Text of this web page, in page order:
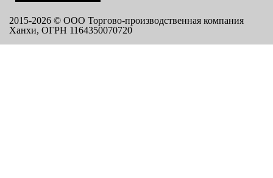
2015-2026 © ООО Торгово-производственная компания
Ханхи, ОГРН 1164350070720